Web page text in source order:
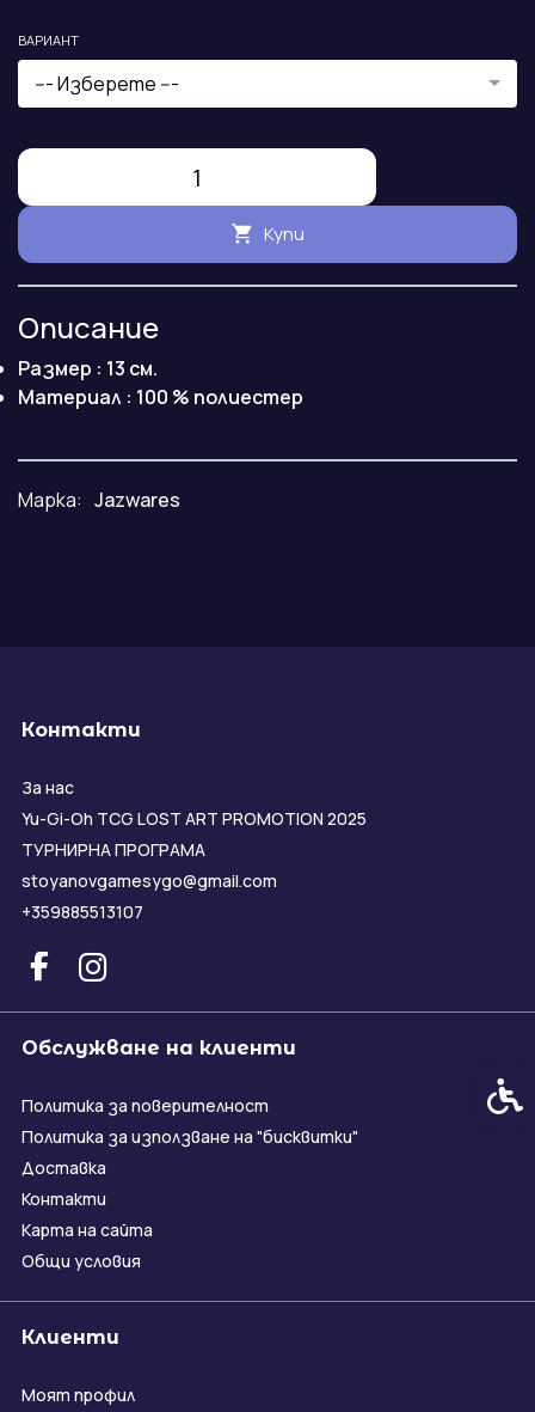
ВАРИАНТ
--- Изберете ---
Купи
Описание
Размер : 13 см.
Материал : 100 % полиестер
Марка: Jazwares
Контакти
За нас
Yu-Gi-Oh TCG LOST ART PROMOTION 2025
ТУРНИРНА ПРОГРАМА
stoyanovgamesygo@gmail.com
+359885513107
Обслужване на клиенти
Политика за поверителност
Политика за използване на "бисквитки"
Доставка
Контакти
Карта на сайта
Общи условия
Клиенти
Моят профил